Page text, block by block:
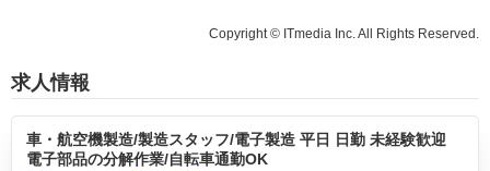
Copyright © ITmedia Inc. All Rights Reserved.
求人情報
車・航空機製造/製造スタッフ/電子製造 平日 日勤 未経験歓迎
電子部品の分解作業/自転車通勤OK